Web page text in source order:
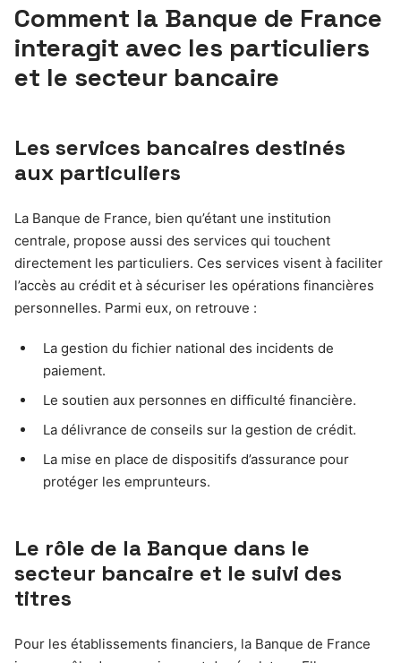
Comment la Banque de France
interagit avec les particuliers
et le secteur bancaire
Les services bancaires destinés
aux particuliers
La Banque de France, bien qu’étant une institution
centrale, propose aussi des services qui touchent
directement les particuliers. Ces services visent à faciliter
l’accès au crédit et à sécuriser les opérations financières
personnelles. Parmi eux, on retrouve :
La gestion du fichier national des incidents de
paiement.
Le soutien aux personnes en difficulté financière.
La délivrance de conseils sur la gestion de crédit.
La mise en place de dispositifs d’assurance pour
protéger les emprunteurs.
Le rôle de la Banque dans le
secteur bancaire et le suivi des
titres
Pour les établissements financiers, la Banque de France